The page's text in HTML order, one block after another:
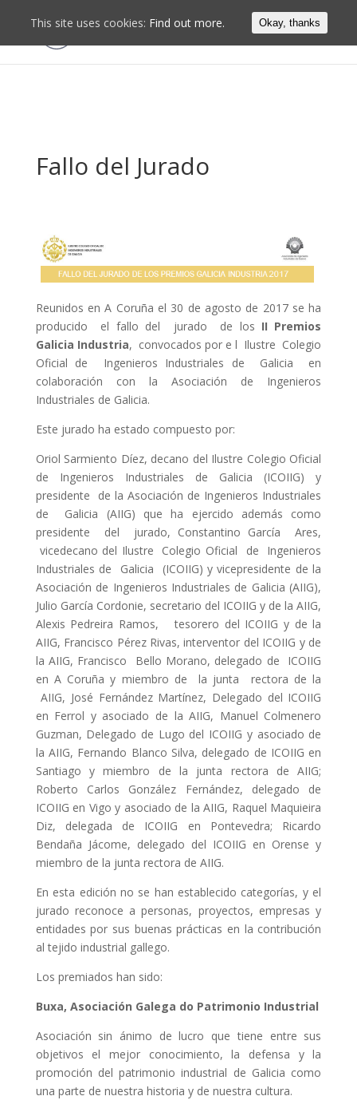
Fallo del Jurado
Reunidos en A Coruña el 30 de agosto de 2017 se ha
producido el fallo del jurado de los II Premios
Galicia Industria, convocados por e l Ilustre Colegio
Oficial de Ingenieros Industriales de Galicia en
colaboración con la Asociación de Ingenieros
Industriales de Galicia.
Este jurado ha estado compuesto por:
Oriol Sarmiento Díez, decano del Ilustre Colegio Oficial
de Ingenieros Industriales de Galicia (ICOIIG) y
presidente de la Asociación de Ingenieros Industriales
de Galicia (AIIG) que ha ejercido además como
presidente del jurado, Constantino García Ares,
vicedecano del Ilustre Colegio Oficial de Ingenieros
Industriales de Galicia (ICOIIG) y vicepresidente de la
Asociación de Ingenieros Industriales de Galicia (AIIG),
Julio García Cordonie, secretario del ICOIIG y de la AIIG,
Alexis Pedreira Ramos, tesorero del ICOIIG y de la
AIIG, Francisco Pérez Rivas, interventor del ICOIIG y de
la AIIG, Francisco Bello Morano, delegado de ICOIIG
en A Coruña y miembro de la junta rectora de la
AIIG, José Fernández Martínez, Delegado del ICOIIG
en Ferrol y asociado de la AIIG, Manuel Colmenero
Guzman, Delegado de Lugo del ICOIIG y asociado de
la AIIG, Fernando Blanco Silva, delegado de ICOIIG en
Santiago y miembro de la junta rectora de AIIG;
Roberto Carlos González Fernández, delegado de
ICOIIG en Vigo y asociado de la AIIG, Raquel Maquieira
Diz, delegada de ICOIIG en Pontevedra; Ricardo
Bendaña Jácome, delegado del ICOIIG en Orense y
miembro de la junta rectora de AIIG.
En esta edición no se han establecido categorías, y el
jurado reconoce a personas, proyectos, empresas y
entidades por sus buenas prácticas en la contribución
al tejido industrial gallego.
Los premiados han sido:
Buxa, Asociación Galega do Patrimonio Industrial
Asociación sin ánimo de lucro que tiene entre sus
objetivos el mejor conocimiento, la defensa y la
promoción del patrimonio industrial de Galicia como
una parte de nuestra historia y de nuestra cultura.
This site uses cookies: Find out more. Okay, thanks